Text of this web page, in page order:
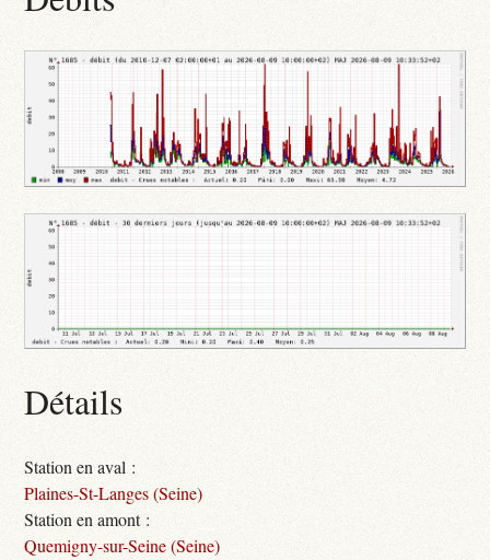
Détails
Station en aval :
Plaines-St-Langes (Seine)
Station en amont :
Quemigny-sur-Seine (Seine)